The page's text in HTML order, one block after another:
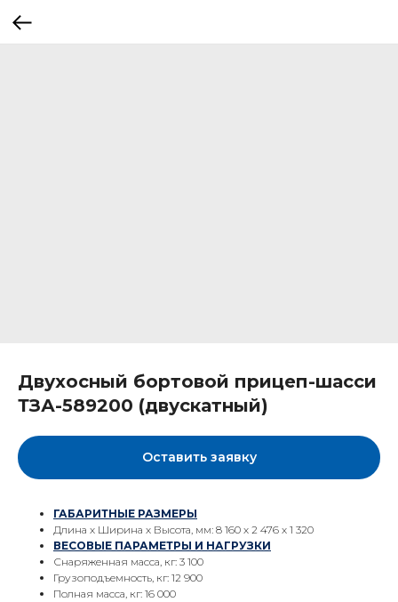
Двухосный бортовой прицеп-шасси
ТЗА-589200 (двускатный)
Оставить заявку
ГАБАРИТНЫЕ РАЗМЕРЫ
Длина х Ширина х Высота, мм: 8 160 х 2 476 х 1 320
ВЕСОВЫЕ ПАРАМЕТРЫ И НАГРУЗКИ
Снаряженная масса, кг: 3 100
Грузоподъемность, кг: 12 900
Полная масса, кг: 16 000